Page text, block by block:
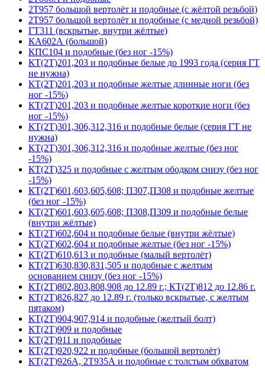
2Т957 большой вертолёт и подобные (с жёлтой резьбой)
2Т957 большой вертолёт и подобные (с медной резьбой)
ГТ311 (вскрытые, внутри жёлтые)
КА602А (большой)
КПС104 и подобные (без ног -15%)
КТ(2Т)201,203 и подобные белые до 1993 года (серия ГТ
не нужна)
КТ(2Т)201,203 и подобные желтые длинные ноги (без
ног -15%)
КТ(2Т)201,203 и подобные желтые короткие ноги (без
ног -15%)
КТ(2Т)301,306,312,316 и подобные белые (серия ГТ не
нужна)
КТ(2Т)301,306,312,316 и подобные желтые (без ног
-15%)
КТ(2Т)325 и подобные с желтым ободком снизу (без ног
-15%)
КТ(2Т)601,603,605,608; П307,П308 и подобные желтые
(без ног -15%)
КТ(2Т)601,603,605,608; П308,П309 и подобные белые
(внутри жёлтые)
КТ(2Т)602,604 и подобные белые (внутри жёлтые)
КТ(2Т)602,604 и подобные желтые (без ног -15%)
КТ(2Т)610,613 и подобные (малый вертолёт)
КТ(2Т)630,830,831,505 и подобные с желтым
основанием снизу (без ног -15%)
КТ(2Т)802,803,808,908 до 12.89 г.; КТ(2Т)812 до 12.86 г.
КТ(2Т)826,827 до 12.89 г. (только вскрытые, с желтым
пятаком)
КТ(2Т)904,907,914 и подобные (желтый болт)
КТ(2Т)909 и подобные
КТ(2Т)911 и подобные
КТ(2Т)920,922 и подобные (большой вертолёт)
КТ(2Т)926А, 2Т935А и подобные с толстым обхватом